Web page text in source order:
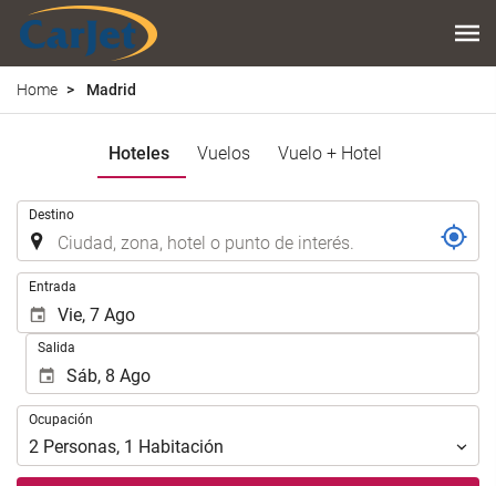
Home Madrid
Hoteles Vuelos Vuelo + Hotel
Destino
Entrada
Salida
Ocupación
Ocupación
2 Personas, 1 Habitación